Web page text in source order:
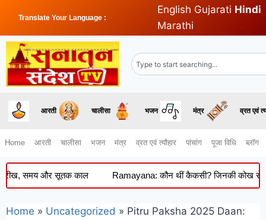
Translate Your Language :
English Gujarati Hindi
Marathi
आरती चालीसा भजन मंत्र व्रत एवं
Home आरती चालीसा भजन मंत्र व्रत एवं त्यौहार पांचांग पूजा विधि ब्लॉग
समय और सूतक काल Ramayana: कौन थीं कैकसी? जिनकी कोख से हुआ था
Home » Uncategorized » Pitru Paksha 2025 Daan: